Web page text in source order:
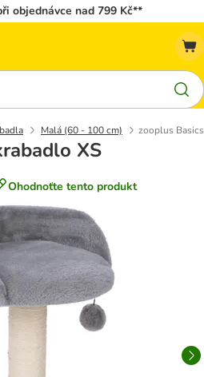
objednávce nad 799 Kč**
Malá (60 - 100 cm) zooplus
XS
Ohodnoťte tento produkt